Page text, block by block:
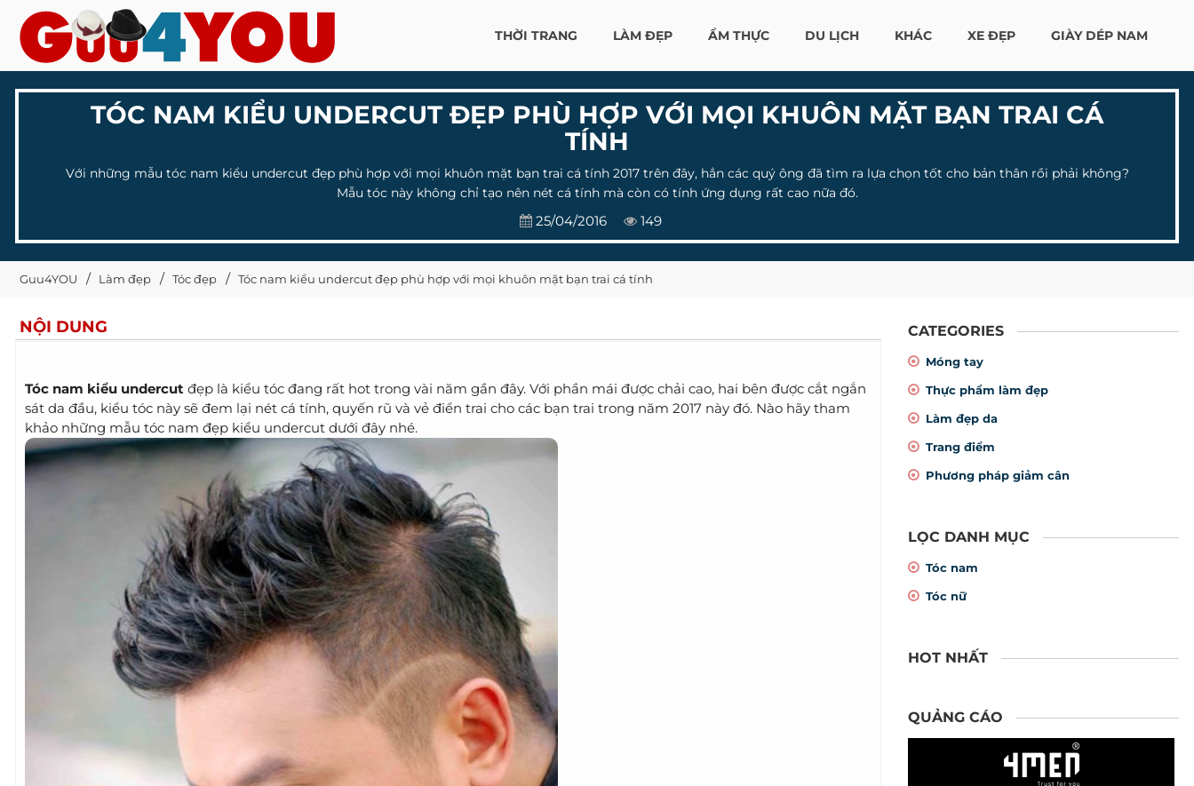
THỜI TRANG LÀM ĐẸP ẨM THỰC DU LỊCH KHÁC XE ĐẸP GIÀY DÉP NAM
TÓC NAM KIỂU UNDERCUT ĐẸP PHÙ HỢP VỚI MỌI KHUÔN MẶT BẠN TRAI CÁ
TÍNH
Với những mẫu tóc nam kiểu undercut đẹp phù hợp với mọi khuôn mặt bạn trai cá tính 2017 trên đây, hẳn các quý ông đã tìm ra lựa chọn tốt cho bản thân rồi phải không?
Mẫu tóc này không chỉ tạo nên nét cá tính mà còn có tính ứng dụng rất cao nữa đó.
25/04/2016 149
Guu4YOU Làm đẹp Tóc đẹp Tóc nam kiểu undercut đẹp phù hợp với mọi khuôn mặt bạn trai cá tính
NỘI DUNG
Tóc nam kiểu undercut đẹp là kiểu tóc đang rất hot trong vài năm gần đây. Với phần mái được chải cao, hai bên được cắt ngắn
sát da đầu, kiểu tóc này sẽ đem lại nét cá tính, quyến rũ và vẻ điển trai cho các bạn trai trong năm 2017 này đó. Nào hãy tham
khảo những mẫu tóc nam đẹp kiểu undercut dưới đây nhé.
CATEGORIES
Móng tay
Thực phẩm làm đẹp
Làm đẹp da
Trang điểm
Phương pháp giảm cân
LỌC DANH MỤC
Tóc nam
Tóc nữ
HOT NHẤT
QUẢNG CÁO